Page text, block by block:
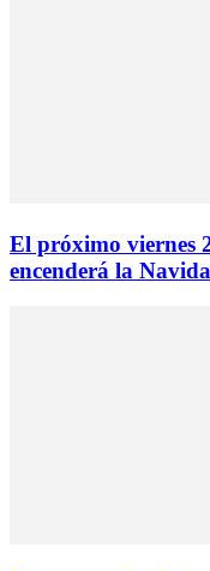
El próximo viernes
encenderá la